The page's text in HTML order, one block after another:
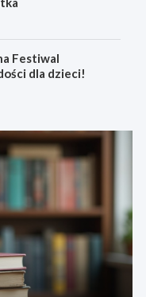
Festiwal
dla dzieci!